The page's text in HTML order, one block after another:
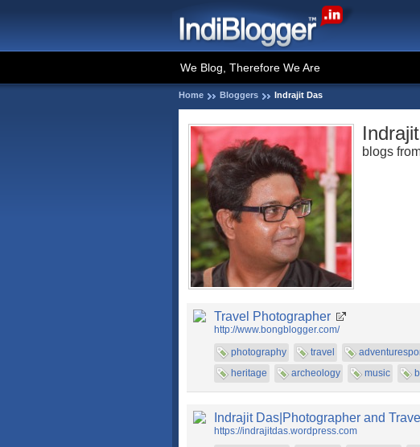
We Blog, Therefore We Are
Home Bloggers Indrajit Das
blogs
Travel Photographer
http://www.bongblogger.com/
photography
travel
heritage
archeology music
Indrajit Das|Photographer and
https://indrajitdas.wordpress.com